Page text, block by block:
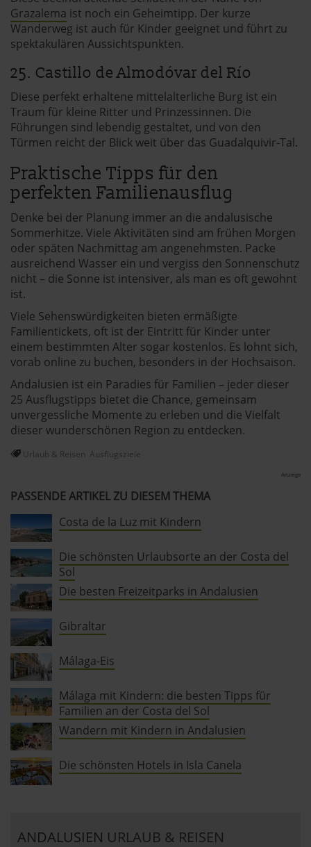
Grazalema ist noch ein Geheimtipp. Der kurze
Wanderweg ist auch für Kinder geeignet und führt zu
spektakulären Aussichtspunkten.
25. Castillo de Almodóvar del Río
Diese perfekt erhaltene mittelalterliche Burg ist ein
Traum für kleine Ritter und Prinzessinnen. Die
Führungen sind lebendig gestaltet, und von den
Türmen reicht der Blick weit über das Guadalquivir-Tal.
Praktische Tipps für den
perfekten Familienausflug
Denke bei der Planung immer an die andalusische
Sommerhitze. Viele Aktivitäten sind am frühen Morgen
oder späten Nachmittag am angenehmsten. Packe
ausreichend Wasser ein und vergiss den Sonnenschutz
nicht – die Sonne ist intensiver, als man es oft gewohnt
ist.
Viele Sehenswürdigkeiten bieten ermäßigte
Familientickets, oft ist der Eintritt für Kinder unter
einem bestimmten Alter sogar kostenlos. Es lohnt sich,
vorab online zu buchen, besonders in der Hochsaison.
Andalusien ist ein Paradies für Familien – jeder dieser
25 Ausflugstipps bietet die Chance, gemeinsam
unvergessliche Momente zu erleben und die Vielfalt
dieser wunderschönen Region zu entdecken.
Urlaub & Reisen Ausflugsziele
Anzeige
PASSENDE ARTIKEL ZU DIESEM THEMA
Costa de la Luz mit Kindern
Die schönsten Urlaubsorte an der Costa del
Sol
Die besten Freizeitparks in Andalusien
Gibraltar
Málaga-Eis
Málaga mit Kindern: die besten Tipps für
Familien an der Costa del Sol
Wandern mit Kindern in Andalusien
Die schönsten Hotels in Isla Canela
ANDALUSIEN URLAUB & REISEN